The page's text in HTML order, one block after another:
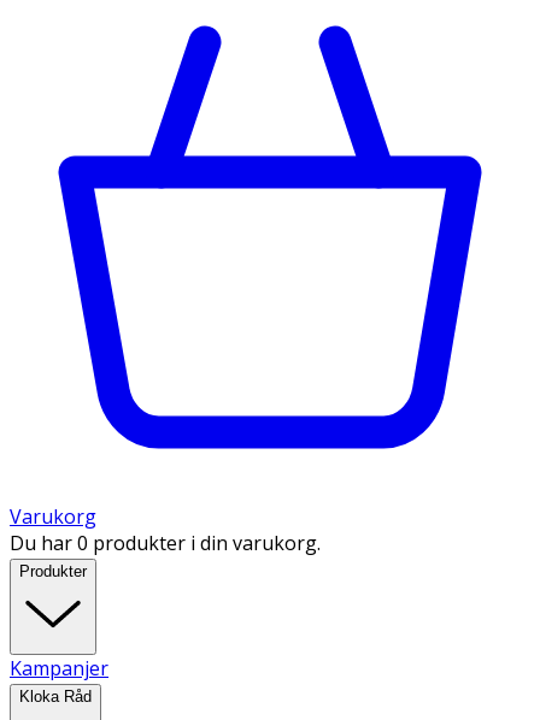
Varukorg
Du har 0 produkter i din varukorg.
Produkter
Kampanjer
Kloka Råd